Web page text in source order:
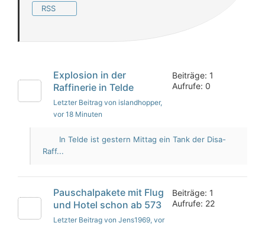
RSS
Explosion in der
Raffinerie in Telde
Letzter Beitrag von islandhopper,
vor 18 Minuten
Beiträge: 1
Aufrufe: 0
In Telde ist gestern Mittag ein Tank der Disa-
Raff...
Pauschalpakete mit Flug
und Hotel schon ab 573
Letzter Beitrag von Jens1969, vor
Beiträge: 1
Aufrufe: 22